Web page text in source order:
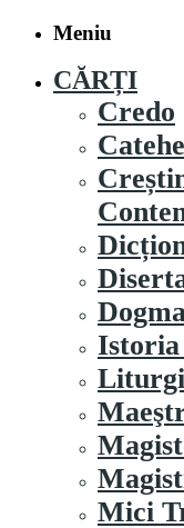
Meniu
CĂRȚI
Credo
Mici